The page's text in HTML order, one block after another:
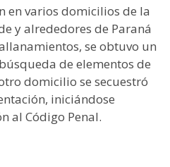
en varios domicilios de la
y alrededores de Paraná
se obtuvo un
de elementos de
domicilio se secuestró
iniciándose
al Código Penal.